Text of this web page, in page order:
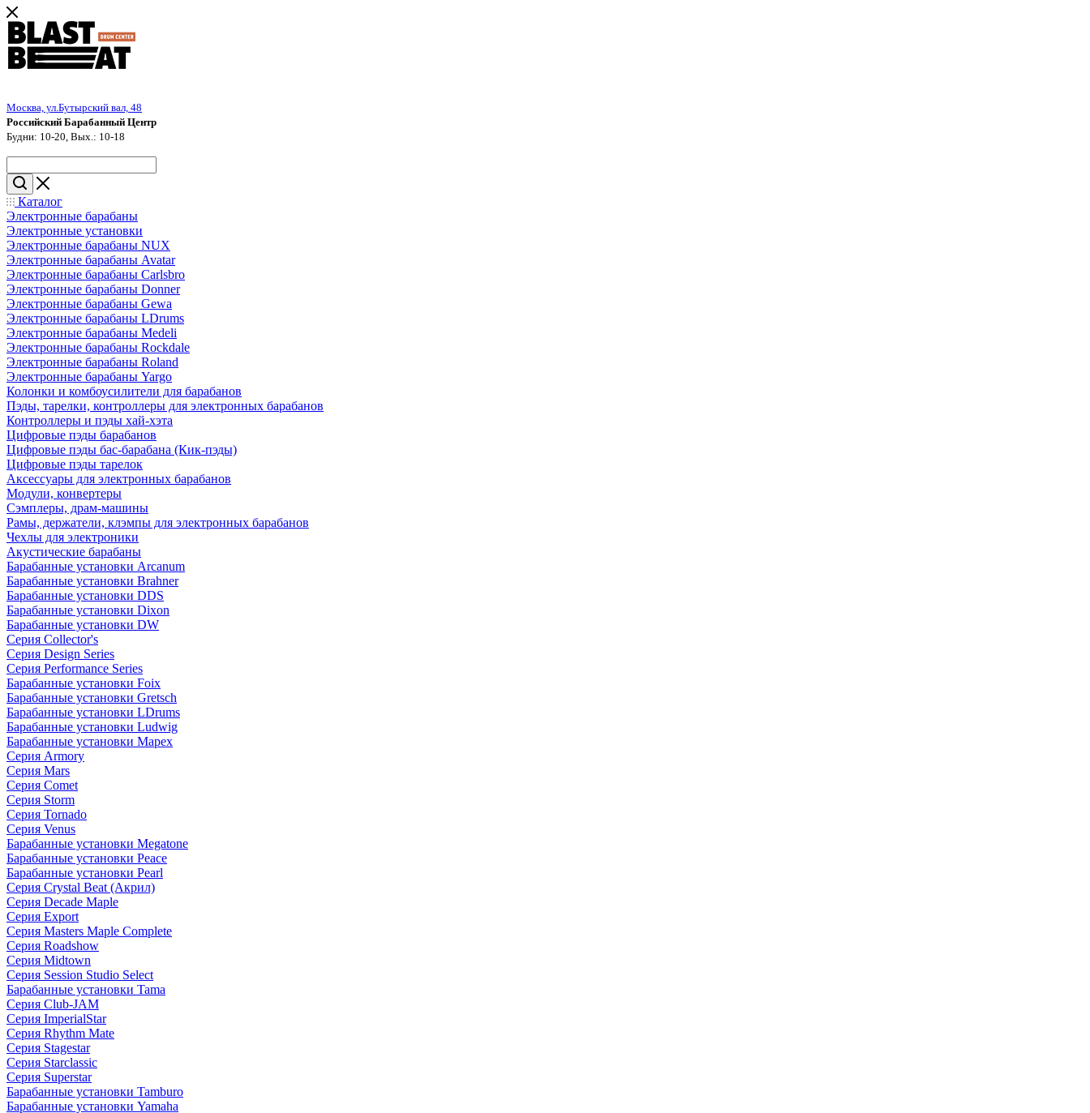
Москва, ул.Бутырский вал, 48
Российский Барабанный Центр
Будни: 10-20, Вых.: 10-18
Каталог
Электронные барабаны
Электронные установки
Электронные барабаны NUX
Электронные барабаны Avatar
Электронные барабаны Carlsbro
Электронные барабаны Donner
Электронные барабаны Gewa
Электронные барабаны LDrums
Электронные барабаны Medeli
Электронные барабаны Rockdale
Электронные барабаны Roland
Электронные барабаны Yargo
Колонки и комбоусилители для барабанов
Пэды, тарелки, контроллеры для электронных барабанов
Контроллеры и пэды хай-хэта
Цифровые пэды барабанов
Цифровые пэды бас-барабана (Кик-пэды)
Цифровые пэды тарелок
Аксессуары для электронных барабанов
Модули, конвертеры
Сэмплеры, драм-машины
Рамы, держатели, клэмпы для электронных барабанов
Чехлы для электроники
Акустические барабаны
Барабанные установки Arcanum
Барабанные установки Brahner
Барабанные установки DDS
Барабанные установки Dixon
Барабанные установки DW
Серия Collector's
Серия Design Series
Серия Performance Series
Барабанные установки Foix
Барабанные установки Gretsch
Барабанные установки LDrums
Барабанные установки Ludwig
Барабанные установки Mapex
Серия Armory
Серия Mars
Серия Comet
Серия Storm
Серия Tornado
Серия Venus
Барабанные установки Megatone
Барабанные установки Peace
Барабанные установки Pearl
Серия Crystal Beat (Акрил)
Серия Decade Maple
Серия Export
Серия Masters Maple Complete
Серия Roadshow
Серия Midtown
Серия Session Studio Select
Барабанные установки Tama
Серия Club-JAM
Серия ImperialStar
Серия Rhythm Mate
Серия Stagestar
Серия Starclassic
Серия Superstar
Барабанные установки Tamburo
Барабанные установки Yamaha